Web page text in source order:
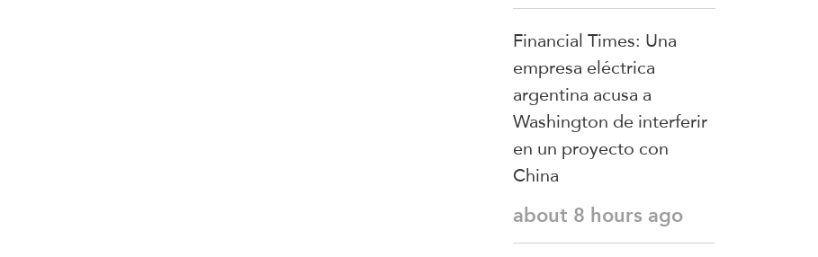
Financial Times: Una
empresa eléctrica
argentina acusa a
Washington de interferir
en un proyecto con
China
about 8 hours ago